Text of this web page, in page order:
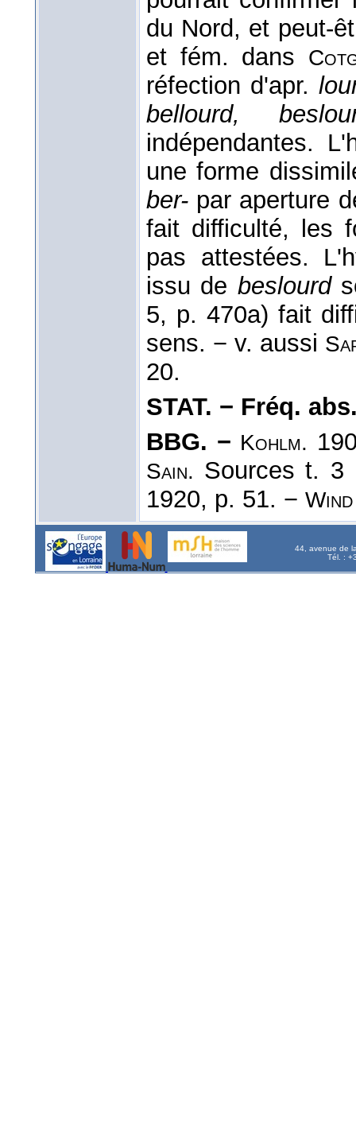
du Nord, et peut-
et fém. dans
réfection d'apr.
bellourd,
indépendantes.
une forme
ber- par aperture
fait difficulté, les
pas attestées.
issu de beslourd
5, p. 470a) fait
sens. − v. aussi
20.
STAT. − Fréq.
BBG. − Kohlm.
Sain. Sources t. 3
1920, p. 51. − Wind
44, avenue de
Tél. :